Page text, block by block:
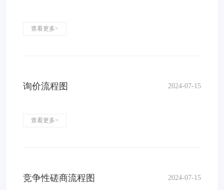
查看更多>
询价流程图 2024-07-15
查看更多>
竞争性磋商流程图 2024-07-15